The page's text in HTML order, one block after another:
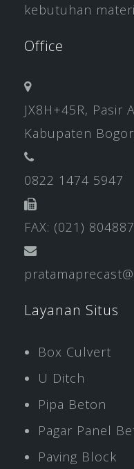
kebutuhan
Office
JX8H+45R, Pasir
Kabupaten
0822 1474 5947
FAX: (021)
Layanan Situs
Box Culvert
U Ditch
Pipa Beton
Pagar Panel
Paving Block